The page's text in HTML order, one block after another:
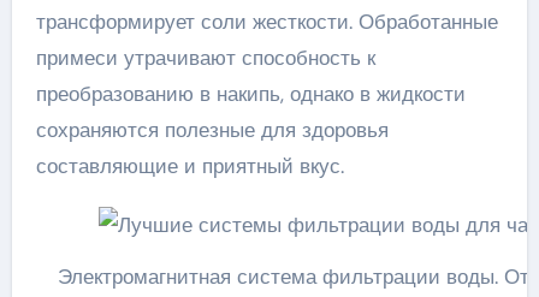
трансформирует соли жесткости. Обработанные
примеси утрачивают способность к
преобразованию в накипь, однако в жидкости
сохраняются полезные для здоровья
составляющие и приятный вкус.
Электромагнитная система фильтрации воды.